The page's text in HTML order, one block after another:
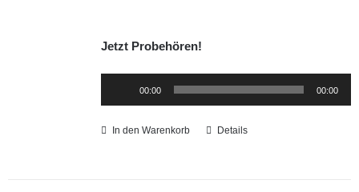
Jetzt Probehören!
Player
00:00 00:00
In den Warenkorb Details